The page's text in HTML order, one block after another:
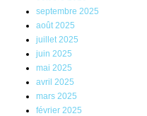
septembre 2025
août 2025
juillet 2025
juin 2025
mai 2025
avril 2025
mars 2025
février 2025